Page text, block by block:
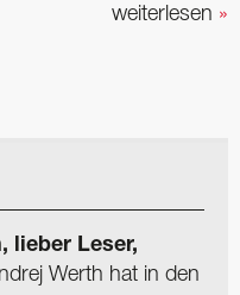
weiterlesen »
lieber Leser,
Werth hat in den